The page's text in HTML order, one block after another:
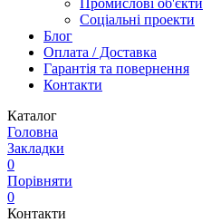
Промислові об'єкти
Соціальні проекти
Блог
Оплата / Доставка
Гарантія та повернення
Контакти
Каталог
Головна
Закладки
0
Порівняти
0
Контакти